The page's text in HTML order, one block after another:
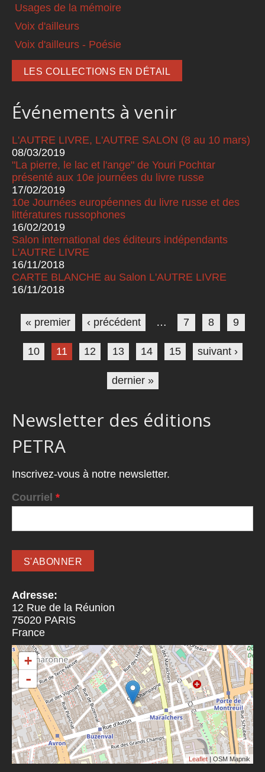
Usages de la mémoire
Voix d'ailleurs
Voix d'ailleurs - Poésie
LES COLLECTIONS EN DÉTAIL
Événements à venir
L'AUTRE LIVRE, L'AUTRE SALON (8 au 10 mars)
08/03/2019
"La pierre, le lac et l'ange" de Youri Pochtar
présenté aux 10e journées du livre russe
17/02/2019
10e Journées européennes du livre russe et des
littératures russophones
16/02/2019
Salon international des éditeurs indépendants
L'AUTRE LIVRE
16/11/2018
CARTE BLANCHE au Salon L'AUTRE LIVRE
16/11/2018
Pages
« premier ‹ précédent … 7 8 9
10 11 12 13 14 15 suivant ›
dernier »
Newsletter des éditions
PETRA
Inscrivez-vous à notre newsletter.
Courriel *
Adresse:
12 Rue de la Réunion
75020 PARIS
France
+
-
Leaflet | OSM Mapnik